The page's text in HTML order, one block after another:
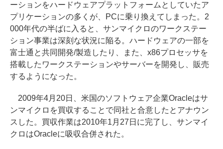
ーションをハードウェアプラットフォームとしていたア
プリケーションの多くが、PCに乗り換えてしまった。2
000年代の半ばに入ると、サンマイクロのワークステー
ション事業は深刻な状況に陥る。ハードウェアの一部を
富士通と共同開発/製造したり、また、x86プロセッサを
搭載したワークステーションやサーバーを開発し、販売
するようになった。
2009年4月20日、米国のソフトウェア企業Oracleはサ
ンマイクロを買収することで同社と合意したとアナウン
スした。買収作業は2010年1月27日に完了し、サンマイ
クロはOracleに吸収合併された。